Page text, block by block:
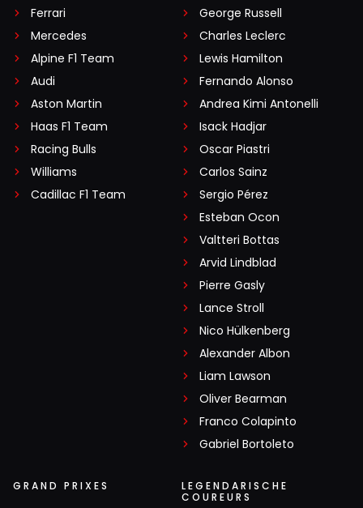
Ferrari
Mercedes
Alpine F1 Team
Audi
Aston Martin
Haas F1 Team
Racing Bulls
Williams
Cadillac F1 Team
George Russell
Charles Leclerc
Lewis Hamilton
Fernando Alonso
Andrea Kimi Antonelli
Isack Hadjar
Oscar Piastri
Carlos Sainz
Sergio Pérez
Esteban Ocon
Valtteri Bottas
Arvid Lindblad
Pierre Gasly
Lance Stroll
Nico Hülkenberg
Alexander Albon
Liam Lawson
Oliver Bearman
Franco Colapinto
Gabriel Bortoleto
GRAND PRIXES
LEGENDARISCHE
COUREURS